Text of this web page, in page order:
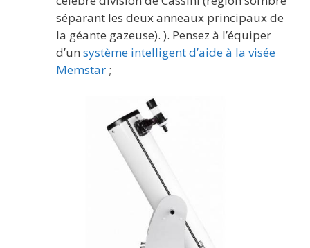
séparant les deux anneaux principaux de
la géante gazeuse). ). Pensez à l’équiper
d’un système intelligent d’aide à la visée
Memstar ;